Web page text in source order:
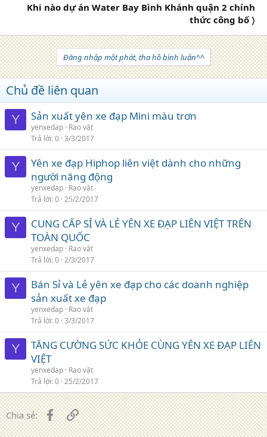
Khi nào dự án Water Bay Bình Khánh quận 2 chính
thức công bố 〉
Đăng nhập một phát, tha hồ bình luận^^
Chủ đề liên quan
Y Sản xuất yên xe đạp Mini màu trơn
yenxedap Rao vặt
Trả lời 0 3/3/2017
Y
Yên xe đạp Hiphop liên việt dành cho những
người năng động
yenxedap Rao vặt
Trả lời 0 25/2/2017
Y
CUNG CẤP SỈ VÀ LẺ YÊN XE ĐẠP LIÊN VIỆT TRÊN
TOÀN QUỐC
yenxedap Rao vặt
Trả lời 0 2/3/2017
Y
Bán Sỉ và Lẻ yên xe đạp cho các doanh nghiệp
sản xuất xe đạp
yenxedap Rao vặt
Trả lời 0 3/3/2017
Y
TĂNG CƯỜNG SỨC KHỎE CÙNG YÊN XE ĐẠP LIÊN
VIỆT
yenxedap Rao vặt
Trả lời 0 25/2/2017
Chia sẻ: FacebookLiên kết